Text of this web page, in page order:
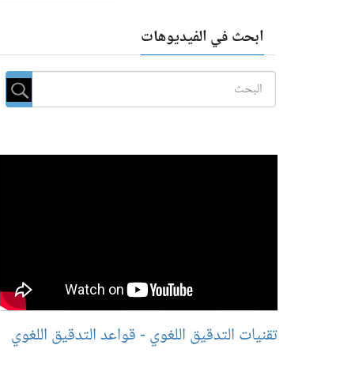
ابحث في الفيديوهات
تقنيات التدقيق اللغوي - قواعد التدقيق اللغوي